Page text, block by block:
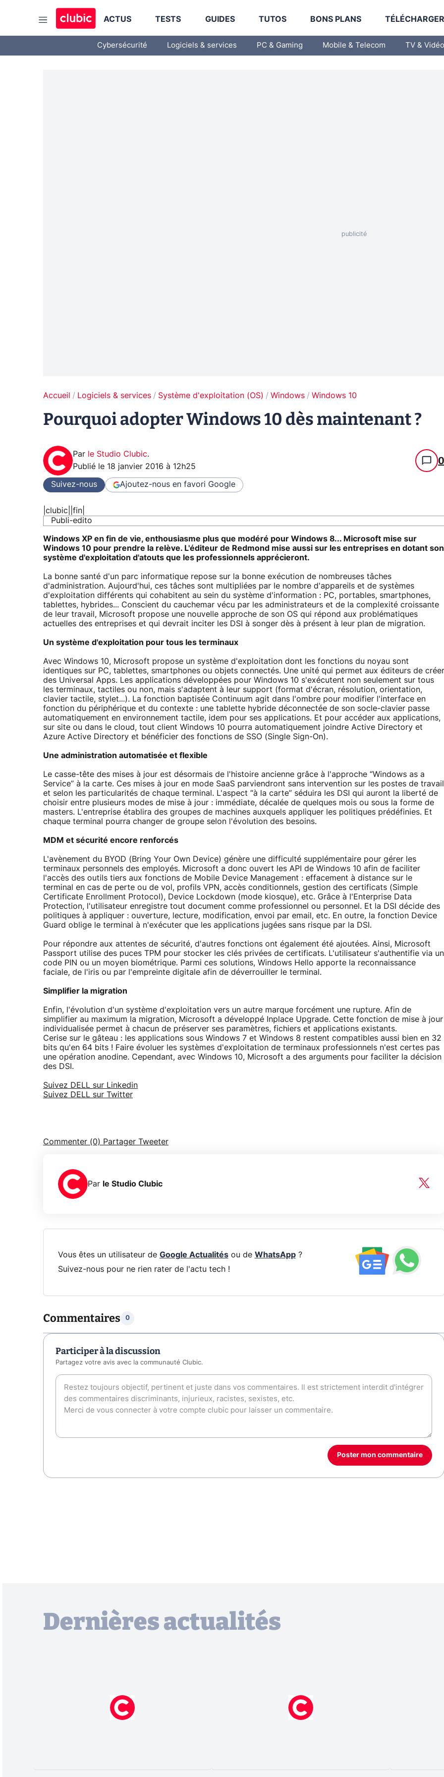
ACTUS TESTS GUIDES TUTOS BONS PLANS
Cybersécurité Logiciels & services PC & Gaming Mobile & Telecom TV & Vidéo
Accueil Logiciels & services Système d'exploitation (OS) Windows Windows 10
Pourquoi adopter Windows 10 dès maintenant ?
Par le Studio Clubic.
Publié le 18 janvier 2016 à 12h25 0
Suivez-nous Ajoutez-nous en favori Google
|clubic||fin|
Publi-edito
Windows XP en fin de vie, enthousiasme plus que modéré pour Windows 8... Microsoft mise sur
Windows 10 pour prendre la relève. L'éditeur de Redmond mise aussi sur les entreprises en dotant son
système d'exploitation d'atouts que les professionnels apprécieront.
La bonne santé d'un parc informatique repose sur la bonne exécution de nombreuses tâches
d'administration. Aujourd'hui, ces tâches sont multipliées par le nombre d'appareils et de systèmes
d'exploitation différents qui cohabitent au sein du système d'information : PC, portables, smartphones,
tablettes, hybrides... Conscient du cauchemar vécu par les administrateurs et de la complexité croissante
de leur travail, Microsoft propose une nouvelle approche de son OS qui répond aux problématiques
actuelles des entreprises et qui devrait inciter les DSI à songer dès à présent à leur plan de migration.
Un système d'exploitation pour tous les terminaux
Avec Windows 10, Microsoft propose un système d'exploitation dont les fonctions du noyau sont
identiques sur PC, tablettes, smartphones ou objets connectés. Une unité qui permet aux éditeurs de créer
des Universal Apps. Les applications développées pour Windows 10 s'exécutent non seulement sur tous
les terminaux, tactiles ou non, mais s'adaptent à leur support (format d'écran, résolution, orientation,
clavier tactile, stylet...). La fonction baptisée Continuum agit dans l'ombre pour modifier l'interface en
fonction du périphérique et du contexte : une tablette hybride déconnectée de son socle-clavier passe
automatiquement en environnement tactile, idem pour ses applications. Et pour accéder aux applications,
sur site ou dans le cloud, tout client Windows 10 pourra automatiquement joindre Active Directory et
Azure Active Directory et bénéficier des fonctions de SSO (Single Sign-On).
Une administration automatisée et flexible
Le casse-tête des mises à jour est désormais de l'histoire ancienne grâce à l'approche “Windows as a
Service” à la carte. Ces mises à jour en mode SaaS parviendront sans intervention sur les postes de travail
et selon les particularités de chaque terminal. L'aspect “à la carte” séduira les DSI qui auront la liberté de
choisir entre plusieurs modes de mise à jour : immédiate, décalée de quelques mois ou sous la forme de
masters. L'entreprise établira des groupes de machines auxquels appliquer les politiques prédéfinies. Et
chaque terminal pourra changer de groupe selon l'évolution des besoins.
MDM et sécurité encore renforcés
L'avènement du BYOD (Bring Your Own Device) génère une difficulté supplémentaire pour gérer les
terminaux personnels des employés. Microsoft a donc ouvert les API de Windows 10 afin de faciliter
l'accès des outils tiers aux fonctions de Mobile Device Management : effacement à distance sur le
terminal en cas de perte ou de vol, profils VPN, accès conditionnels, gestion des certificats (Simple
Certificate Enrollment Protocol), Device Lockdown (mode kiosque), etc. Grâce à l'Enterprise Data
Protection, l'utilisateur enregistre tout document comme professionnel ou personnel. Et la DSI décide des
politiques à appliquer : ouverture, lecture, modification, envoi par email, etc. En outre, la fonction Device
Guard oblige le terminal à n'exécuter que les applications jugées sans risque par la DSI.
Pour répondre aux attentes de sécurité, d'autres fonctions ont également été ajoutées. Ainsi, Microsoft
Passport utilise des puces TPM pour stocker les clés privées de certificats. L'utilisateur s'authentifie via un
code PIN ou un moyen biométrique. Parmi ces solutions, Windows Hello apporte la reconnaissance
faciale, de l'iris ou par l'empreinte digitale afin de déverrouiller le terminal.
Simplifier la migration
Enfin, l'évolution d'un système d'exploitation vers un autre marque forcément une rupture. Afin de
simplifier au maximum la migration, Microsoft a développé Inplace Upgrade. Cette fonction de mise à jour
individualisée permet à chacun de préserver ses paramètres, fichiers et applications existants.
Cerise sur le gâteau : les applications sous Windows 7 et Windows 8 restent compatibles aussi bien en 32
bits qu'en 64 bits ! Faire évoluer les systèmes d'exploitation de terminaux professionnels n'est certes pas
une opération anodine. Cependant, avec Windows 10, Microsoft a des arguments pour faciliter la décision
des DSI.
Suivez DELL sur Linkedin
Suivez DELL sur Twitter
Commenter (0) Partager Tweeter
Par le Studio Clubic
Vous êtes un utilisateur de Google Actualitésou de WhatsApp?
Suivez-nous pour ne rien rater de l'actu tech !
Commentaires 0
Participer à la discussion
Partagez votre avis avec la communauté Clubic.
Poster mon commentaire
Dernières actualités